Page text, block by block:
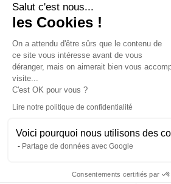
Salut c'est nous...
les Cookies !
On a attendu d'être sûrs que le contenu de
ce site vous intéresse avant de vous
déranger, mais on aimerait bien vous
visite...
C'est OK pour vous ?
Lire notre politique de confidentialité
Voici pourquoi nous utilisons des
Partage de données avec Google
Consentements certifiés par
Politique de confidentialité